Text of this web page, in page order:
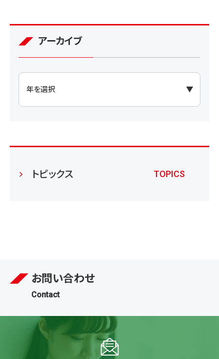
アーカイブ
トピックス TOPICS
お問い合わせ
Contact